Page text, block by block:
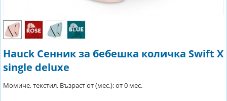
Hauck Сенник за бебешка количка Swift X
single deluxe
Момиче, текстил, Възраст от (мес.): от 0 мес.